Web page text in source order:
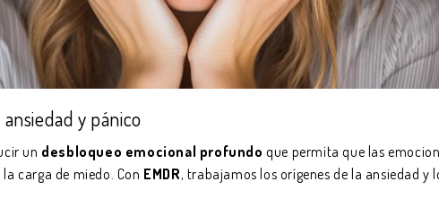
y pánico
un desbloqueo emocional profundo que permita que las
carga de miedo. Con EMDR, trabajamos los orígenes de la ansiedad y